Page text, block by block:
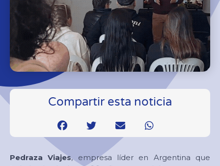
Compartir esta noticia
Pedraza Viajes, empresa líder en Argentina que